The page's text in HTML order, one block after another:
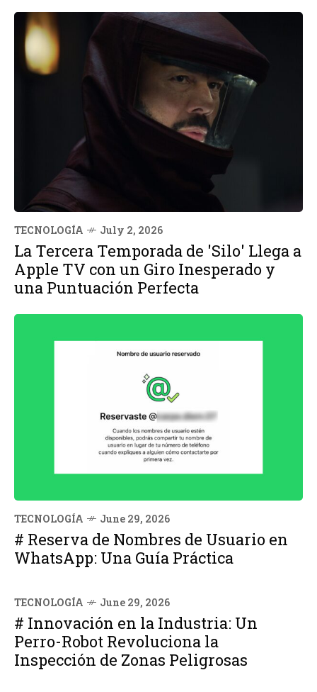
TECNOLOGÍA July 2, 2026
La Tercera Temporada de 'Silo' Llega a
Apple TV con un Giro Inesperado y
una Puntuación Perfecta
TECNOLOGÍA June 29, 2026
# Reserva de Nombres de Usuario en
WhatsApp: Una Guía Práctica
TECNOLOGÍA June 29, 2026
# Innovación en la Industria: Un
Perro-Robot Revoluciona la
Inspección de Zonas Peligrosas